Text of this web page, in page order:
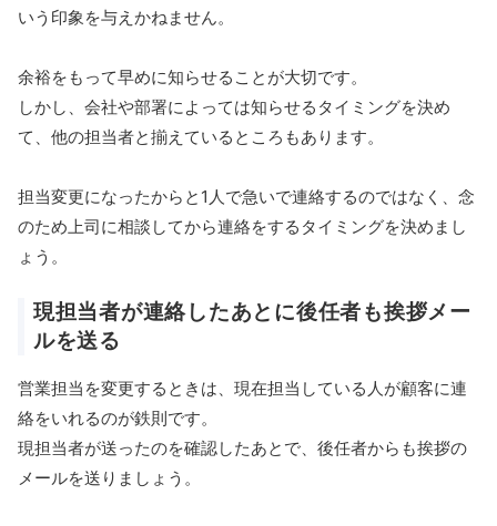
いう印象を与えかねません。
余裕をもって早めに知らせることが大切です。
しかし、会社や部署によっては知らせるタイミングを決め
て、他の担当者と揃えているところもあります。
担当変更になったからと1人で急いで連絡するのではなく、念
のため上司に相談してから連絡をするタイミングを決めまし
ょう。
現担当者が連絡したあとに後任者も挨拶メー
ルを送る
営業担当を変更するときは、現在担当している人が顧客に連
絡をいれるのが鉄則です。
現担当者が送ったのを確認したあとで、後任者からも挨拶の
メールを送りましょう。